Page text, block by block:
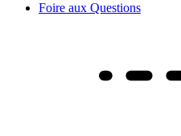
Foire aux Questions